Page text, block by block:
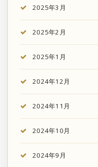
2025年3月
2025年2月
2025年1月
2024年12月
2024年11月
2024年10月
2024年9月